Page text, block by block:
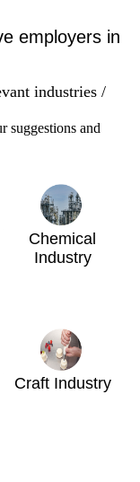
employers in
industries /
suggestions and
Chemical
Industry
Craft Industry